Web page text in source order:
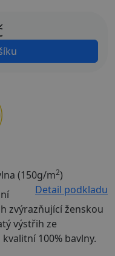
(150g/m2)
Detail podkladu
zvýrazňující ženskou
výstřih ze
100% bavlny.